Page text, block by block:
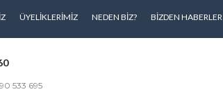
ÜYELIKLERIMIZ NEDEN BIZ? BIZDEN HABERLER
533 695